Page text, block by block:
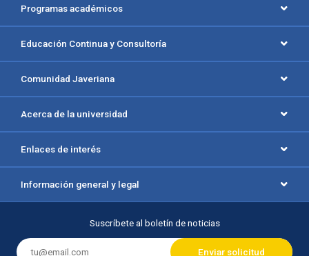
Programas académicos
Educación Continua y Consultoría
Comunidad Javeriana
Acerca de la universidad
Enlaces de interés
Información general y legal
Suscríbete al boletín de noticias